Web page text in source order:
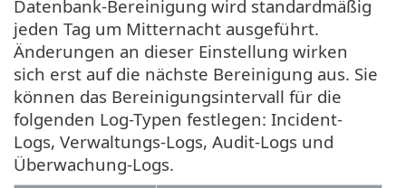
Datenbank-Bereinigung wird standardmäßig
jeden Tag um Mitternacht ausgeführt.
Änderungen an dieser Einstellung wirken
sich erst auf die nächste Bereinigung aus. Sie
können das Bereinigungsintervall für die
folgenden Log-Typen festlegen: Incident-
Logs, Verwaltungs-Logs, Audit-Logs und
Überwachung-Logs.